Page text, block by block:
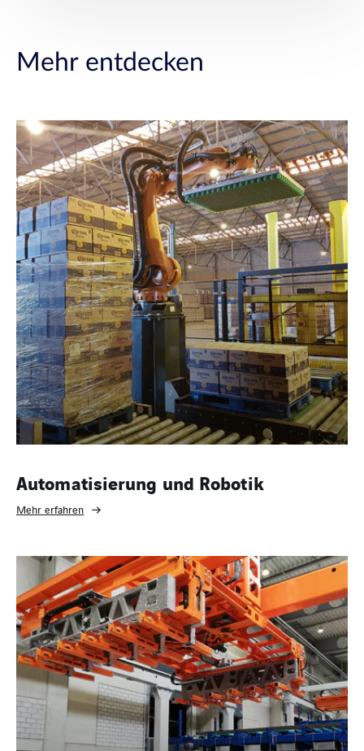
Mehr entdecken
Automatisierung und Robotik
Mehr erfahren